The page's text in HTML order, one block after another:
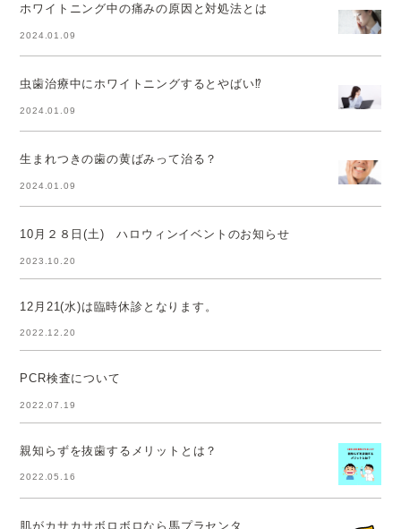
ホワイトニング中の痛みの原因と対処法とは
2024.01.09
虫歯治療中にホワイトニングするとやばい⁉
2024.01.09
生まれつきの歯の黄ばみって治る？
2024.01.09
10月２８日(土) ハロウィンイベントのお知らせ
2023.10.20
12月21(水)は臨時休診となります。
2022.12.20
PCR検査について
2022.07.19
親知らずを抜歯するメリットとは？
2022.05.16
肌がカサカサボロボロなら馬プラセンタ